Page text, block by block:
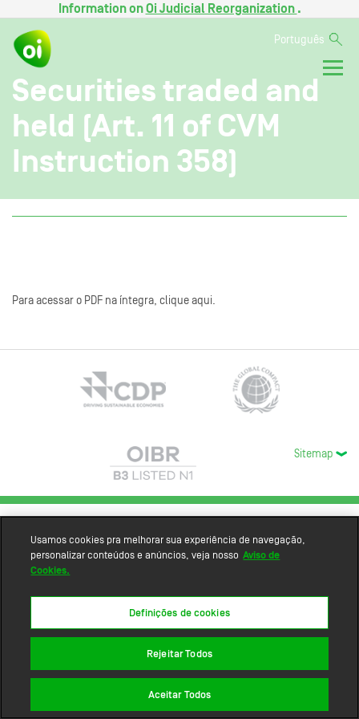
Information onOi Judicial Reorganization .
Português
Securities traded and
held (Art. 11 of CVM
Instruction 358)
Para acessar o PDF na íntegra, clique aqui.
Sitemap
Usamos cookies pra melhorar sua experiência de navegação,
personalizar conteúdos e anúncios, veja nosso Aviso de
Cookies.
Definições de cookies
Rejeitar Todos
Aceitar Todos